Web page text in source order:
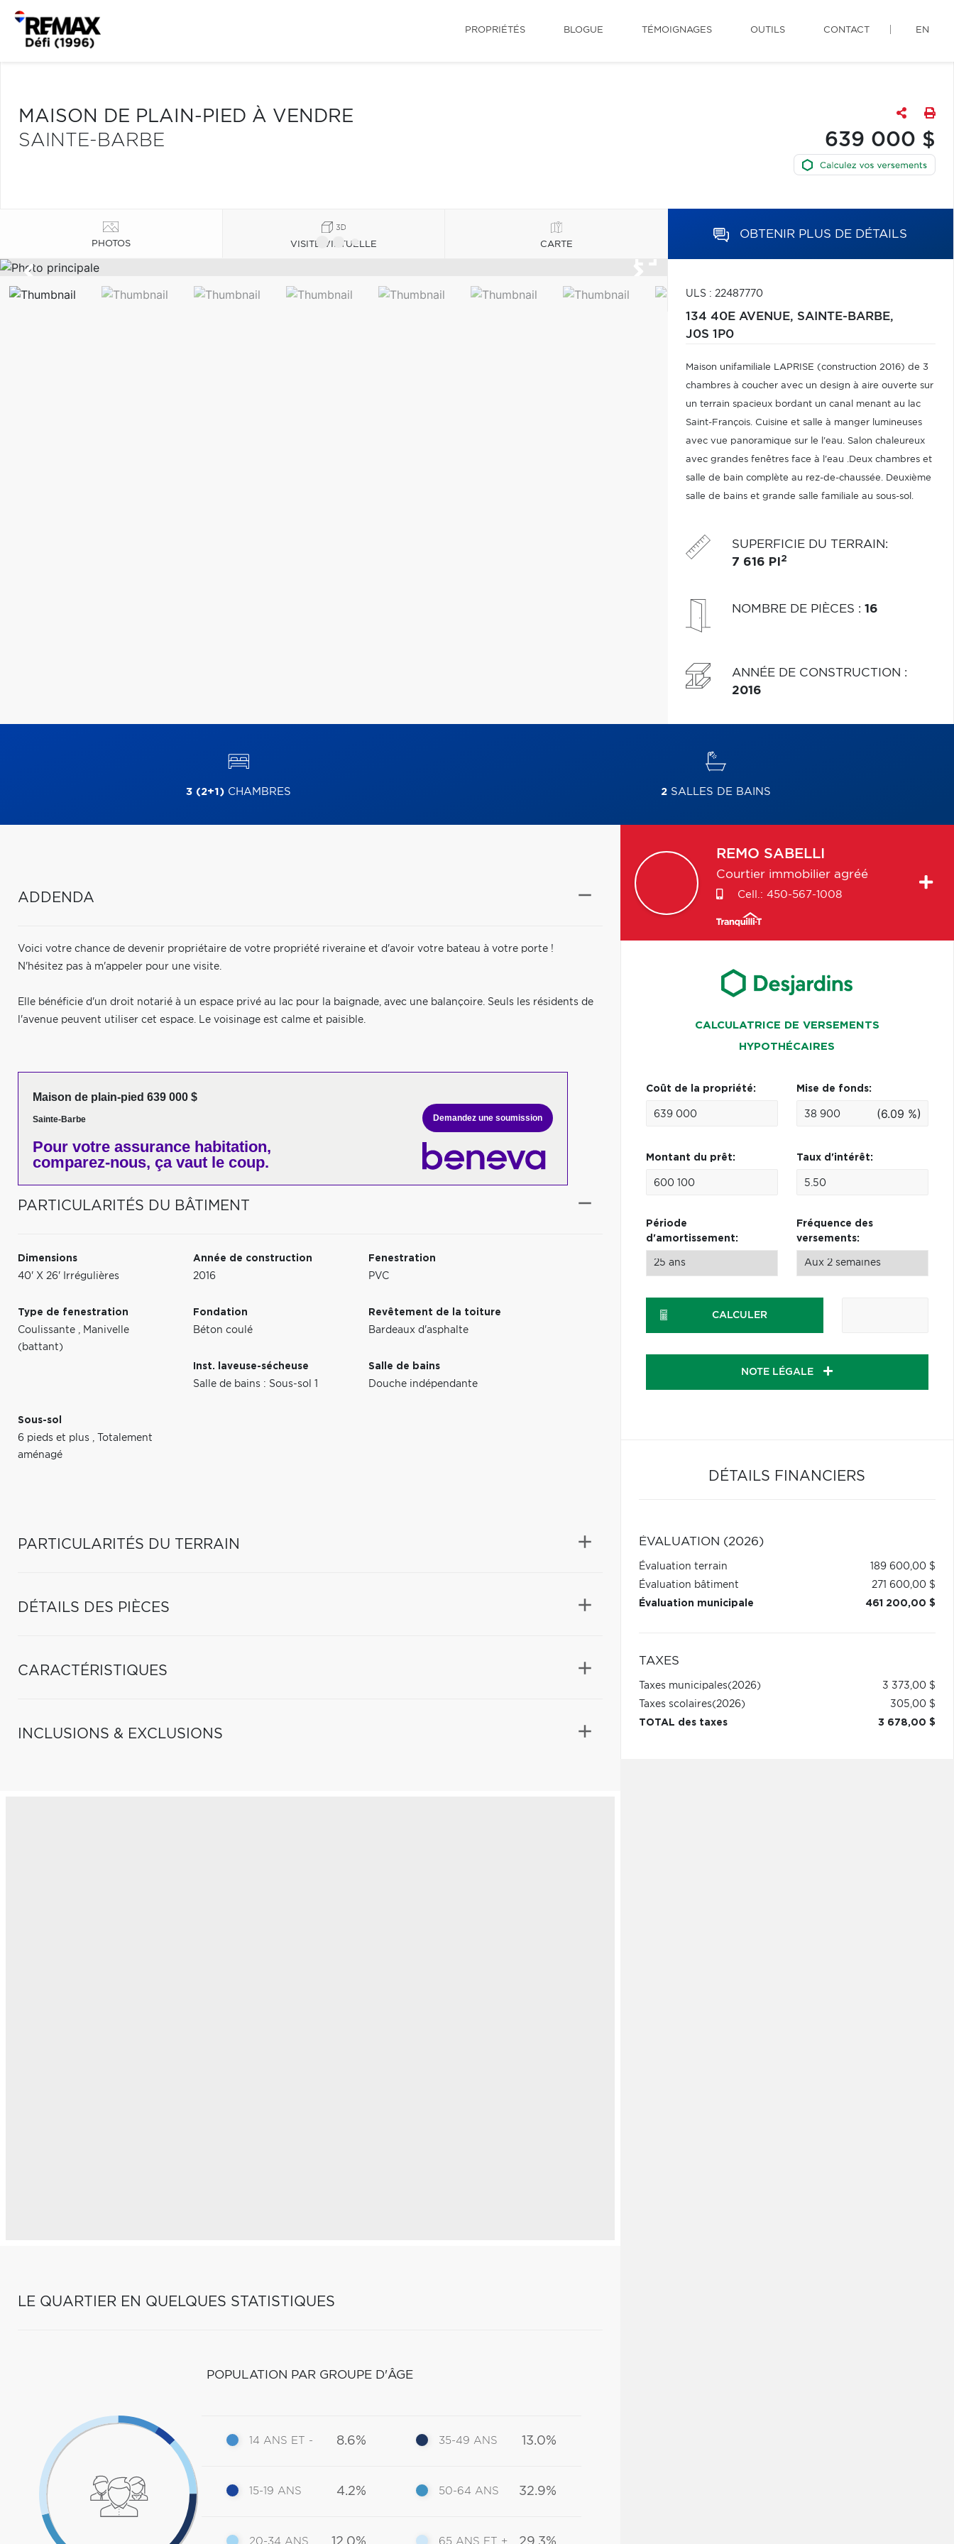
PROPRIÉTÉS BLOGUE TÉMOIGNAGES OUTILS CONTACT EN
MAISON DE PLAIN-PIED À VENDRE
SAINTE-BARBE
639 000 $
PHOTOS VISITE VIRTUELLE CARTE
OBTENIR PLUS DE DÉTAILS
ULS : 22487770
134 40E AVENUE, SAINTE-BARBE,
J0S 1P0
Maison unifamiliale LAPRISE (construction 2016) de 3
chambres à coucher avec un design à aire ouverte sur
un terrain spacieux bordant un canal menant au lac
Saint-François. Cuisine et salle à manger lumineuses
avec vue panoramique sur le l'eau. Salon chaleureux
avec grandes fenêtres face à l'eau .Deux chambres et
salle de bain complète au rez-de-chaussée. Deuxième
salle de bains et grande salle familiale au sous-sol.
SUPERFICIE DU TERRAIN:
7 616 PI 2
NOMBRE DE PIÈCES : 16
ANNÉE DE CONSTRUCTION :
2016
3 (2+1) CHAMBRES 2SALLES DE BAINS
ADDENDA
Voici votre chance de devenir propriétaire de votre propriété riveraine et d'avoir votre bateau à votre porte !
N'hésitez pas à m'appeler pour une visite.
Elle bénéficie d'un droit notarié à un espace privé au lac pour la baignade, avec une balançoire. Seuls les résidents de
l'avenue peuvent utiliser cet espace. Le voisinage est calme et paisible.
Maison de plain-pied 639 000 $
Sainte-Barbe
Pour votre assurance habitation,
comparez-nous, ça vaut le coup.
Demandez une soumission
PARTICULARITÉS DU BÂTIMENT
Dimensions
40' X 26' Irrégulières
Année de construction
2016
Fenestration
PVC
Type de fenestration
Coulissante , Manivelle
(battant)
Fondation
Béton coulé
Revêtement de la toiture
Bardeaux d'asphalte
Inst. laveuse-sécheuse
Salle de bains : Sous-sol 1
Salle de bains
Douche indépendante
Sous-sol
6 pieds et plus ,
Totalement
aménagé
PARTICULARITÉS DU TERRAIN
DÉTAILS DES PIÈCES
CARACTÉRISTIQUES
INCLUSIONS & EXCLUSIONS
LE QUARTIER EN QUELQUES STATISTIQUES
POPULATION PAR GROUPE D'ÂGE
14 ANS ET - 8.6%
15-19 ANS 4.2%
20-34 ANS
35-49 ANS 13.0%
50-64 ANS 32.9%
65 ANS ET +
REMO SABELLI
Courtier immobilier agréé
Cell.: 450-567-1008
CALCULATRICE DE VERSEMENTS
HYPOTHÉCAIRES
Coût de la propriété: Mise de fonds:
(6.09 %)
Montant du prêt: Taux d'intérêt:
Période
d'amortissement:
Fréquence des
versements:
CALCULER
NOTE LÉGALE
DÉTAILS FINANCIERS
ÉVALUATION (2026)
Évaluation terrain
189 600,00 $
Évaluation bâtiment
271 600,00 $
Évaluation municipale
461 200,00 $
TAXES
Taxes municipales(2026)
3 373,00 $
Taxes scolaires(2026)
305,00 $
TOTAL des taxes
3 678,00 $